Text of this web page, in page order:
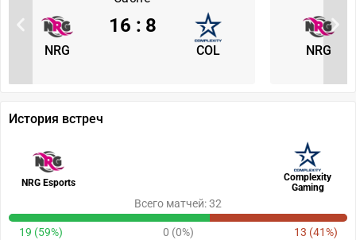
NRG COL
16 : 8
NRG
История встреч
NRG Esports
Complexity
Gaming
Всего матчей: 32
19 (59%) 0 (0%) 13 (41%)